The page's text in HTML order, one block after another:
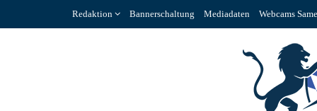
Redaktion Bannerschaltung Mediadaten Webcams